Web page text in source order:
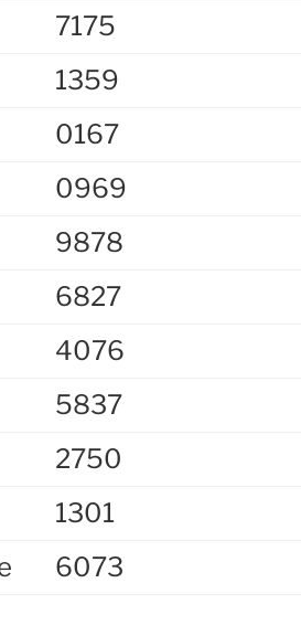
7175
1359
0167
0969
9878
6827
4076
5837
2750
1301
6073